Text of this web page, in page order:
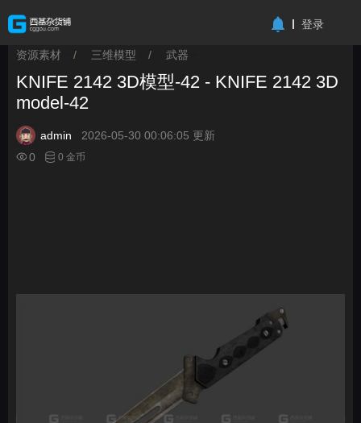
登录
资源素材 / 三维模型 / 武器
KNIFE 2142 3D模型-42 - KNIFE 2142 3D
model-42
admin
2026-05-30 00:06:05 更新
0
0 金币